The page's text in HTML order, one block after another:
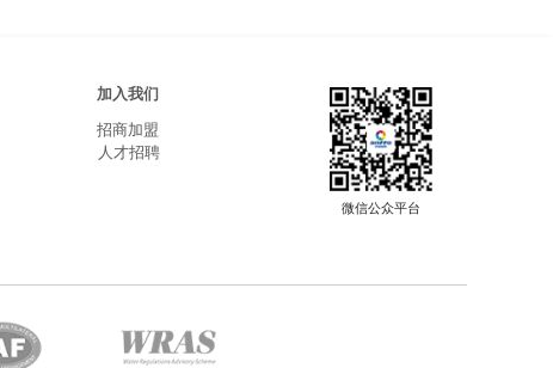
加入我们
招商加盟
人才招聘
微信公众平台